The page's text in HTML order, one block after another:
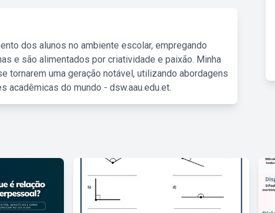
dos alunos no ambiente escolar, empregando
e são alimentados por criatividade e paixão. Minha
tornarem uma geração notável, utilizando abordagens
do mundo - dsw.aau.edu.et.